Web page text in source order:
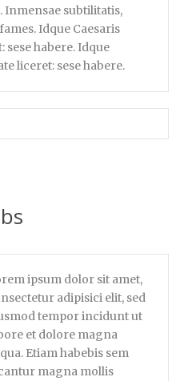
Inmensae subtilitatis,
Idque Caesaris
habere. Idque
liceret: sese habere.
ipsum dolor sit amet,
adipisici elit, sed
tempor incidunt ut
et dolore magna
Etiam habebis sem
magna mollis